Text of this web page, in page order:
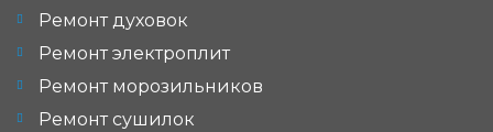
Ремонт духовок
Ремонт электроплит
Ремонт морозильников
Ремонт сушилок